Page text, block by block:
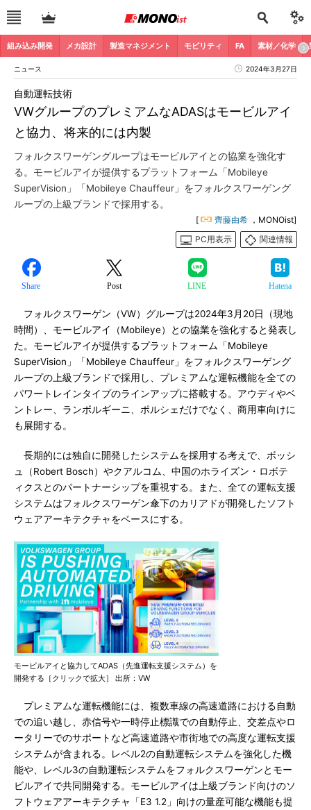
組み込み開発 メカ設計 製造マネジメント モビリティ FA 素材／化学
ニュース 2024年3月27日
VWグループのプレミアムなADASはモービルアイ
と協力、将来的には内製
自動運転技術
フォルクスワーゲングループはモービルアイとの協業を強化す
る。モービルアイが提供するプラットフォーム「Mobileye
SuperVision」「Mobileye Chauffeur」をフォルクスワーゲング
ループの上級ブランドで採用する。
[ 齊藤由希 ，MONOist]
PC用表示
関連情報
Share Post LINE Hatena
フォルクスワーゲン（VW）グループは2024年3月20日（現地
時間）、モービルアイ（Mobileye）との協業を強化すると発表し
た。モービルアイが提供するプラットフォーム「Mobileye
SuperVision」「Mobileye Chauffeur」をフォルクスワーゲング
ループの上級ブランドで採用し、プレミアムな運転機能を全ての
パワートレインタイプのラインアップに搭載する。アウディやベ
ントレー、ランボルギーニ、ポルシェだけでなく、商用車向けに
も展開する。
長期的には独自に開発したシステムを採用する考えで、ボッシ
ュ（Robert Bosch）やクアルコム、中国のホライズン・ロボテ
ィクスとのパートナーシップを重視する。また、全ての運転支援
システムはフォルクスワーゲン傘下のカリアドが開発したソフト
ウェアアーキテクチャをベースにする。
モービルアイと協力してADAS（先進運転支援システム）を
開発する［クリックで拡大］ 出所：VW
プレミアムな運転機能には、複数車線の高速道路における自動
での追い越し、赤信号や一時停止標識での自動停止、交差点やロ
ータリーでのサポートなど高速道路や市街地での高度な運転支援
システムが含まれる。レベル2の自動運転システムを強化した機
能や、レベル3の自動運転システムをフォルクスワーゲンとモー
ビルアイで共同開発する。モービルアイは上級ブランド向けのソ
フトウェアアーキテクチャ「E3 1.2」向けの量産可能な機能も提